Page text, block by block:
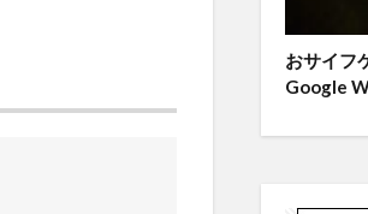
おサイフ
Google